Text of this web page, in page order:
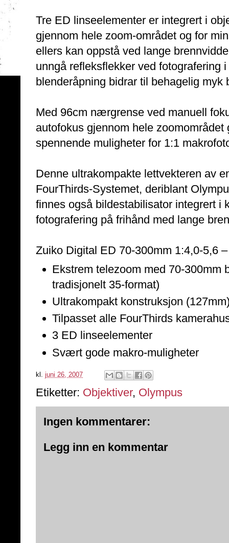
Tre ED linseelementer er integrert i
gjennom hele zoom-området og for
ellers kan oppstå ved lange
unngå refleksflekker ved
blenderåpning bidrar til behagelig myk
Med 96cm nærgrense ved manuell
autofokus gjennom hele
spennende muligheter for 1:1
Denne ultrakompakte lettvekteren av
FourThirds-Systemet, deriblant
finnes også bildestabilisator integrert i
fotografering på frihånd med lange
Zuiko Digital ED 70-300mm 1:4,0-5,6
Ekstrem telezoom med 70-300mm
tradisjonelt 35-format)
Ultrakompakt konstruksjon
Tilpasset alle FourThirds
3 ED linseelementer
Svært gode makro-muligheter
kl. juni 26, 2007
Etiketter: Objektiver, Olympus
Ingen kommentarer:
Legg inn en kommentar